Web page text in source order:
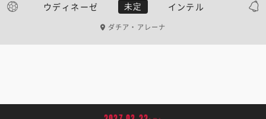
ウディネーゼ 未定 インテル
ダチア・アレーナ